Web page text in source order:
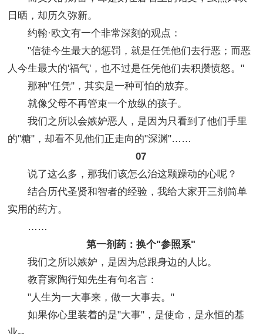
日晒，却历久弥新。
约翰·欧文有一个非常深刻的观点：
"信徒今生最大的惩罚，就是任凭他们去行恶；而恶
人今生最大的'福气'，也不过是任凭他们去积攒愤怒。"
那种"任凭"，其实是一种可怕的放弃。
就像父母不再管束一个放纵的孩子。
我们之所以会嫉妒恶人，是因为只看到了他们手里
的"糖"，却看不见他们正走向的"深渊"……
07
说了这么多，那我们该怎么治这颗躁动的心呢？
结合历代圣贤和智者的经验，我给大家开三剂简单
实用的药方。
……
第一剂药：换个"参照系"
我们之所以嫉妒，是因为总跟身边的人比。
教育家陶行知先生有句名言：
"人生为一大事来，做一大事去。"
如果你心里装着的是"大事"，是使命，是永恒的基